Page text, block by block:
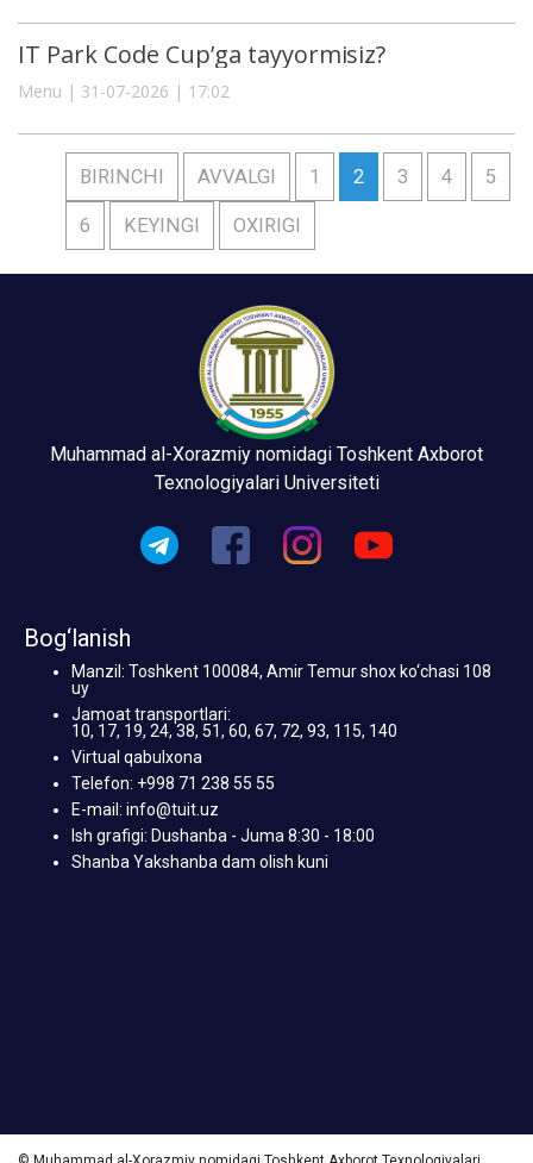
IT Park Code Cup’ga tayyormisiz?
Menu | 31-07-2026 | 17:02
BIRINCHI AVVALGI 1 2 3 4 5
6 KEYINGI OXIRIGI
Muhammad al-Xorazmiy nomidagi Toshkent Axborot
Texnologiyalari Universiteti
Bog‘lanish
Manzil: Toshkent 100084, Amir Temur shox ko‘chasi 108
uy
Jamoat transportlari:
10, 17, 19, 24, 38, 51, 60, 67, 72, 93, 115, 140
Virtual qabulxona
Telefon: +998 71 238 55 55
E-mail: info@tuit.uz
Ish grafigi: Dushanba - Juma 8:30 - 18:00
Shanba Yakshanba dam olish kuni